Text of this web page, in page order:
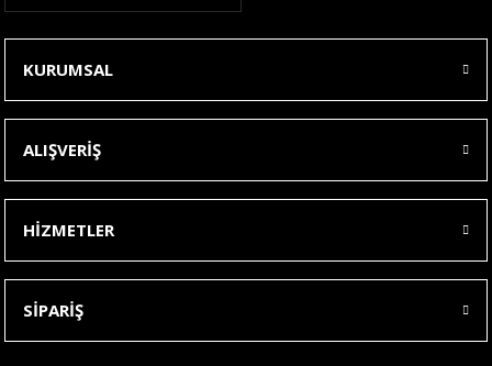
KURUMSAL
ALIŞVERİŞ
HİZMETLER
SİPARİŞ